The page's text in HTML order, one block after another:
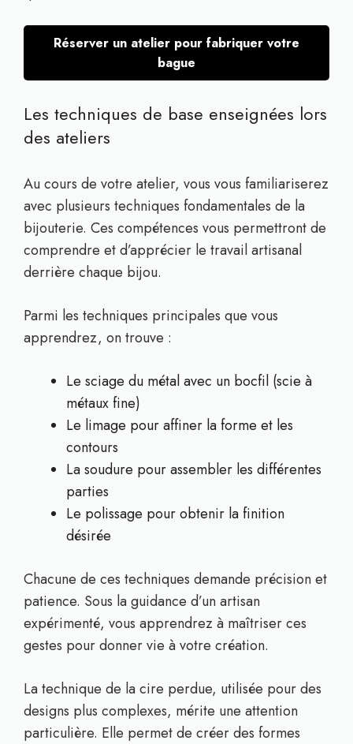
Réserver un atelier pour fabriquer votre
bague
Les techniques de base enseignées lors
des ateliers
Au cours de votre atelier, vous vous familiariserez
avec plusieurs techniques fondamentales de la
bijouterie. Ces compétences vous permettront de
comprendre et d’apprécier le travail artisanal
derrière chaque bijou.
Parmi les techniques principales que vous
apprendrez, on trouve :
Le sciage du métal avec un bocfil (scie à
métaux fine)
Le limage pour affiner la forme et les
contours
La soudure pour assembler les différentes
parties
Le polissage pour obtenir la finition
désirée
Chacune de ces techniques demande précision et
patience. Sous la guidance d’un artisan
expérimenté, vous apprendrez à maîtriser ces
gestes pour donner vie à votre création.
La technique de la cire perdue, utilisée pour des
designs plus complexes, mérite une attention
particulière. Elle permet de créer des formes